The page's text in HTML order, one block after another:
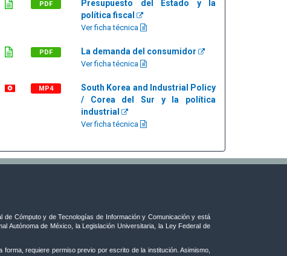
PDF
Presupuesto del Estado y la
política fiscal
Ver ficha técnica
PDF La demanda del consumidor
Ver ficha técnica
MP4
South Korea and Industrial Policy
/ Corea del Sur y la política
industrial
Ver ficha técnica
de Cómputo y de Tecnologías de Información y Comunicación y está
Autónoma de México, la Legislación Universitaria, la Ley Federal de
requiere permiso previo por escrito de la institución. Asimismo,